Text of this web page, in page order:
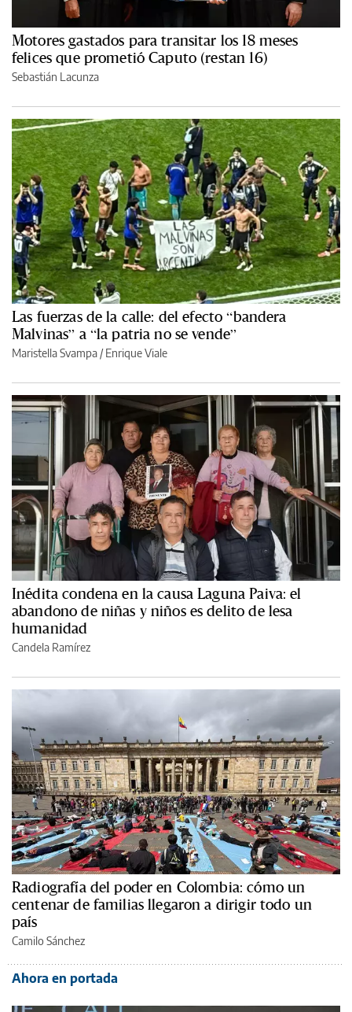
Motores gastados para transitar los 18 meses
felices que prometió Caputo (restan 16)
Sebastián Lacunza
Las fuerzas de la calle: del efecto “bandera
Malvinas” a “la patria no se vende”
Maristella Svampa /Enrique Viale
Inédita condena en la causa Laguna Paiva: el
abandono de niñas y niños es delito de lesa
humanidad
Candela Ramírez
Radiografía del poder en Colombia: cómo un
centenar de familias llegaron a dirigir todo un
país
Camilo Sánchez
Ahora en portada